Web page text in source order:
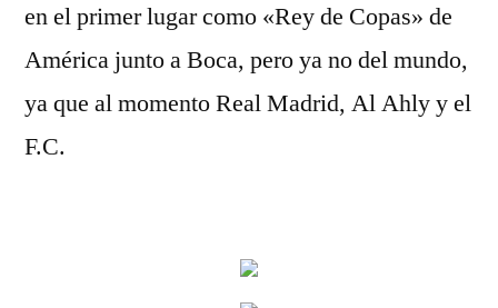
en el primer lugar como «Rey de Copas» de
América junto a Boca, pero ya no del mundo,
ya que al momento Real Madrid, Al Ahly y el
F.C.